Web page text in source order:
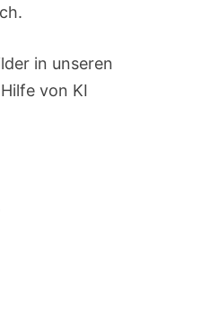
in unseren
von KI